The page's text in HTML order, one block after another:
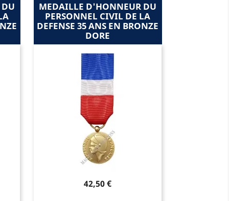
MEDAILLE D'HONNEUR DU
PERSONNEL CIVIL DE LA
DEFENSE 35 ANS EN BRONZE
DORE
Prix
42,50 €